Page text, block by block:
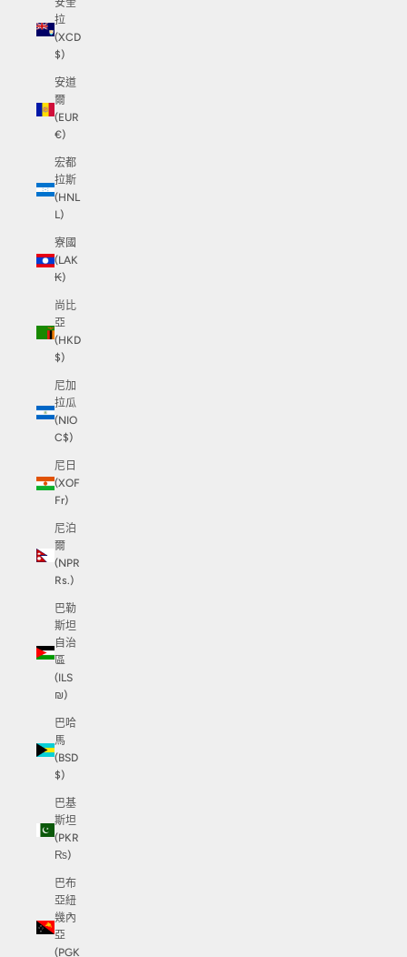
安奎
拉
(XCD
$)
安道
爾
(EUR
€)
宏都
拉斯
(HNL
L)
寮國
(LAK
₭)
尚比
亞
(HKD
$)
尼加
拉瓜
(NIO
C$)
尼日
(XOF
Fr)
尼泊
爾
(NPR
Rs.)
巴勒
斯坦
自治
區
(ILS
₪)
巴哈
馬
(BSD
$)
巴基
斯坦
(PKR
₨)
巴布
亞紐
幾內
亞
(PGK